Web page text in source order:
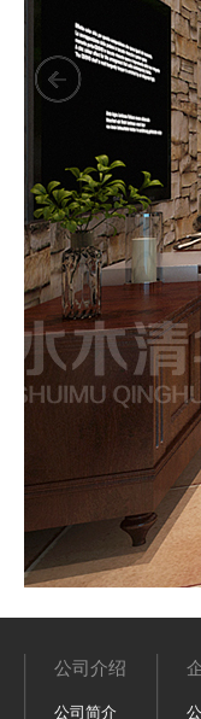
公司介绍
公司简介